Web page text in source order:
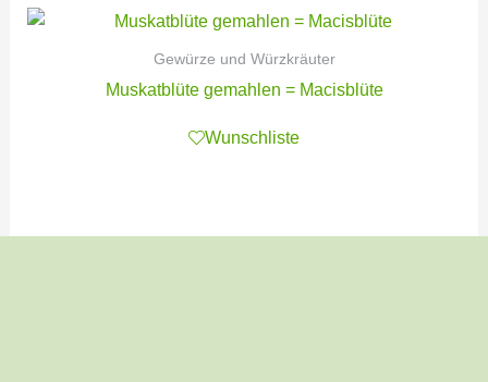
Gewürze und Würzkräuter
Muskatblüte gemahlen = Macisblüte
Wunschliste